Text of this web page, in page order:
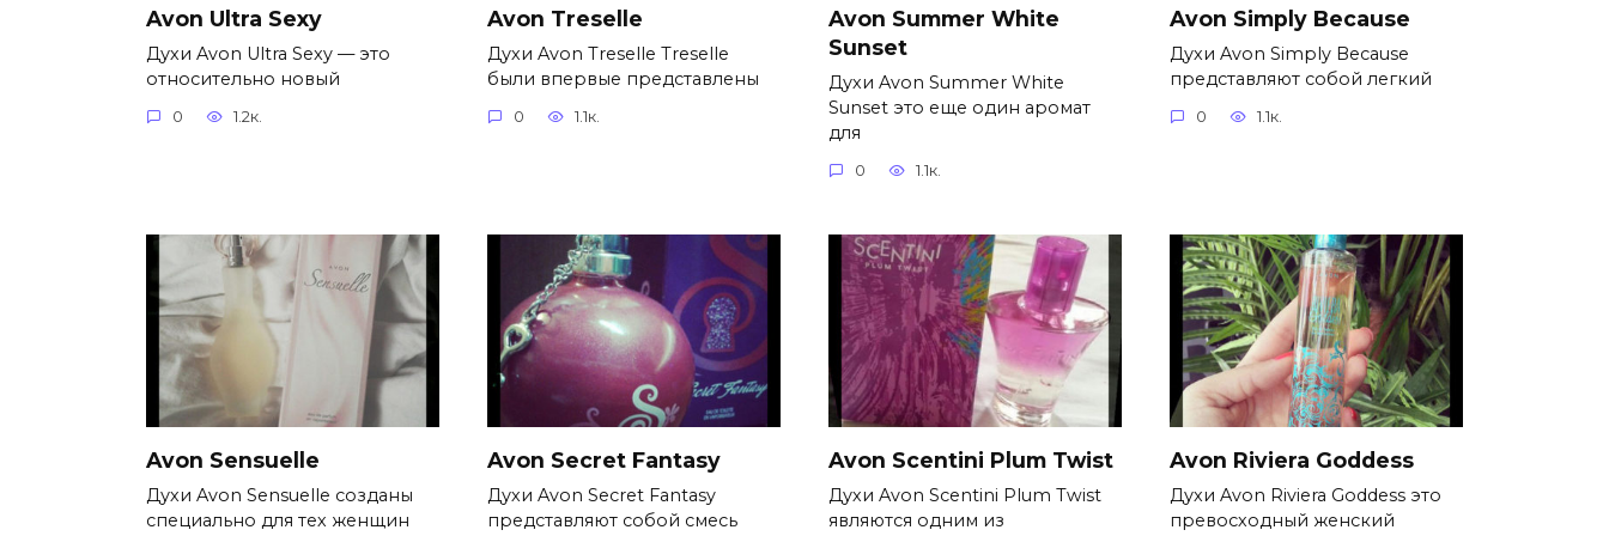
Avon Ultra Sexy
Духи Avon Ultra Sexy — это
относительно новый
0 1.2к.
Avon Treselle
Духи Avon Treselle Treselle
были впервые представлены
0 1.1к.
Avon Summer White
Sunset
Духи Avon Summer White
Sunset это еще один аромат
для
0 1.1к.
Avon Simply Because
Духи Avon Simply Because
представляют собой легкий
0 1.1к.
Avon Sensuelle
Духи Avon Sensuelle созданы
специально для тех женщин
Avon Secret Fantasy
Духи Avon Secret Fantasy
представляют собой смесь
Avon Scentini Plum Twist
Духи Avon Scentini Plum Twist
являются одним из
Avon Riviera Goddess
Духи Avon Riviera Goddess это
превосходный женский